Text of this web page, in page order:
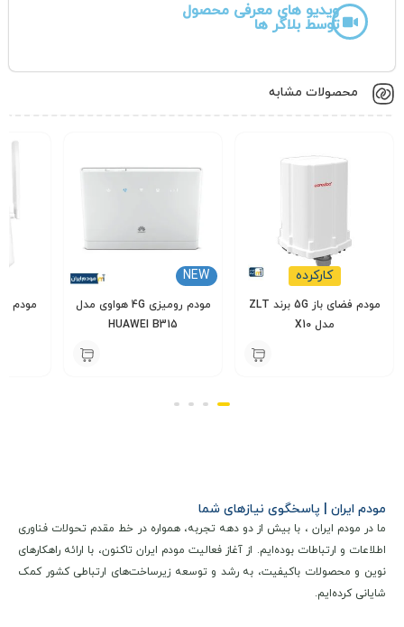
ویدیو های معرفی محصول
توسط بلاگر ها
محصولات مشابه
کارکرده
مودم فضای باز 5G برند ZLT
مدل X10
NEW
مودم رومیزی 4G هواوی مدل
HUAWEI B315
مودم ایران | پاسخگوی نیازهای شما
ما در مودم ایران ، با بیش از دو دهه تجربه، همواره در خط مقدم تحولات فناوری
اطلاعات و ارتباطات بوده‌ایم. از آغاز فعالیت مودم ایران تاکنون، با ارائه راهکارهای
نوین و محصولات باکیفیت، به رشد و توسعه زیرساخت‌های ارتباطی کشور کمک
شایانی کرده‌ایم.